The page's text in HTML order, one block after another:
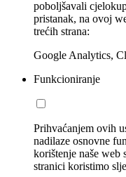
poboljšavali
pristanak, na ovoj
trećih strana:
Google Analytics,
Funkcioniranje
Prihvaćanjem ovih
nadilaze osnovne
korištenje naše web
stranici koristimo